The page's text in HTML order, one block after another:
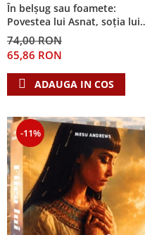
În belșug sau foamete:
Povestea lui Asnat, soția lui
Iosif (Seria Cronicile Egiptului,
vol. 2)
74,00 RON
65,86 RON
ADAUGA IN COS
-11%